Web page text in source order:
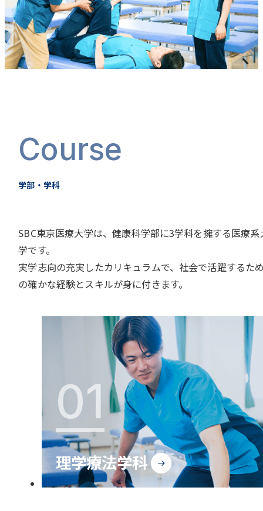
Course
学部・学科
SBC東京医療大学は、健康科学部に3学科を擁する医療系
学です。
実学志向の充実したカリキュラムで、社会で活躍するた
の確かな経験とスキルが身に付きます。
01
理学療法学科